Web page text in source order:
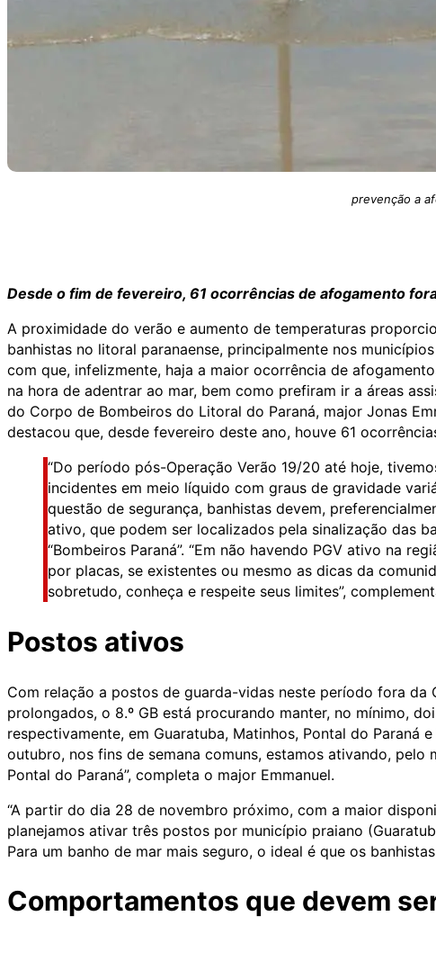
prevenção a
Desde o fim de fevereiro, 61 ocorrências de afogamento
A proximidade do verão e aumento de temperaturas
banhistas no litoral paranaense, principalmente nos
com que, infelizmente, haja a maior ocorrência de
na hora de adentrar ao mar, bem como prefiram ir a áreas
do Corpo de Bombeiros do Litoral do Paraná, major Jonas
destacou que, desde fevereiro deste ano, houve 61
“Do período pós-Operação Verão 19/20 até hoje,
incidentes em meio líquido com graus de gravidade
questão de segurança, banhistas devem,
ativo, que podem ser localizados pela sinalização das
“Bombeiros Paraná”. “Em não havendo PGV ativo na
por placas, se existentes ou mesmo as dicas da
sobretudo, conheça e respeite seus limites”,
Postos ativos
Com relação a postos de guarda-vidas neste período fora
prolongados, o 8.º GB está procurando manter, no mínimo,
respectivamente, em Guaratuba, Matinhos, Pontal do Paraná
outubro, nos fins de semana comuns, estamos ativando,
Pontal do Paraná”, completa o major Emmanuel.
“A partir do dia 28 de novembro próximo, com a maior
planejamos ativar três postos por município praiano
Para um banho de mar mais seguro, o ideal é que os
Comportamentos que devem